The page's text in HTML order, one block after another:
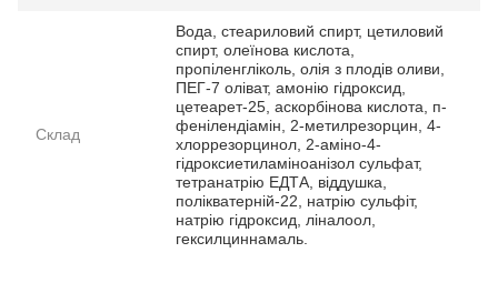
Склад
Вода, стеариловий спирт, цетиловий
спирт, олеїнова кислота,
пропіленгліколь, олія з плодів оливи,
ПЕГ-7 оліват, амонію гідроксид,
цетеарет-25, аскорбінова кислота, п-
фенілендіамін, 2-метилрезорцин, 4-
хлоррезорцинол, 2-аміно-4-
гідроксиетиламіноанізол сульфат,
тетранатрію ЕДТА, віддушка,
полікватерній-22, натрію сульфіт,
натрію гідроксид, ліналоол,
гексилциннамаль.